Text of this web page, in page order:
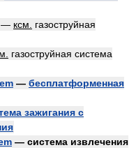
— ксм.
газоструйная
газоструйная система
— бесплатформенная
зажигания с
— система извлечения